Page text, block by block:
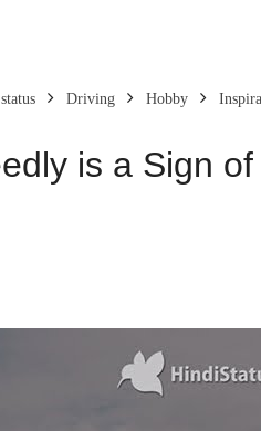
Driving Hobby
of Stupidityis a Sign